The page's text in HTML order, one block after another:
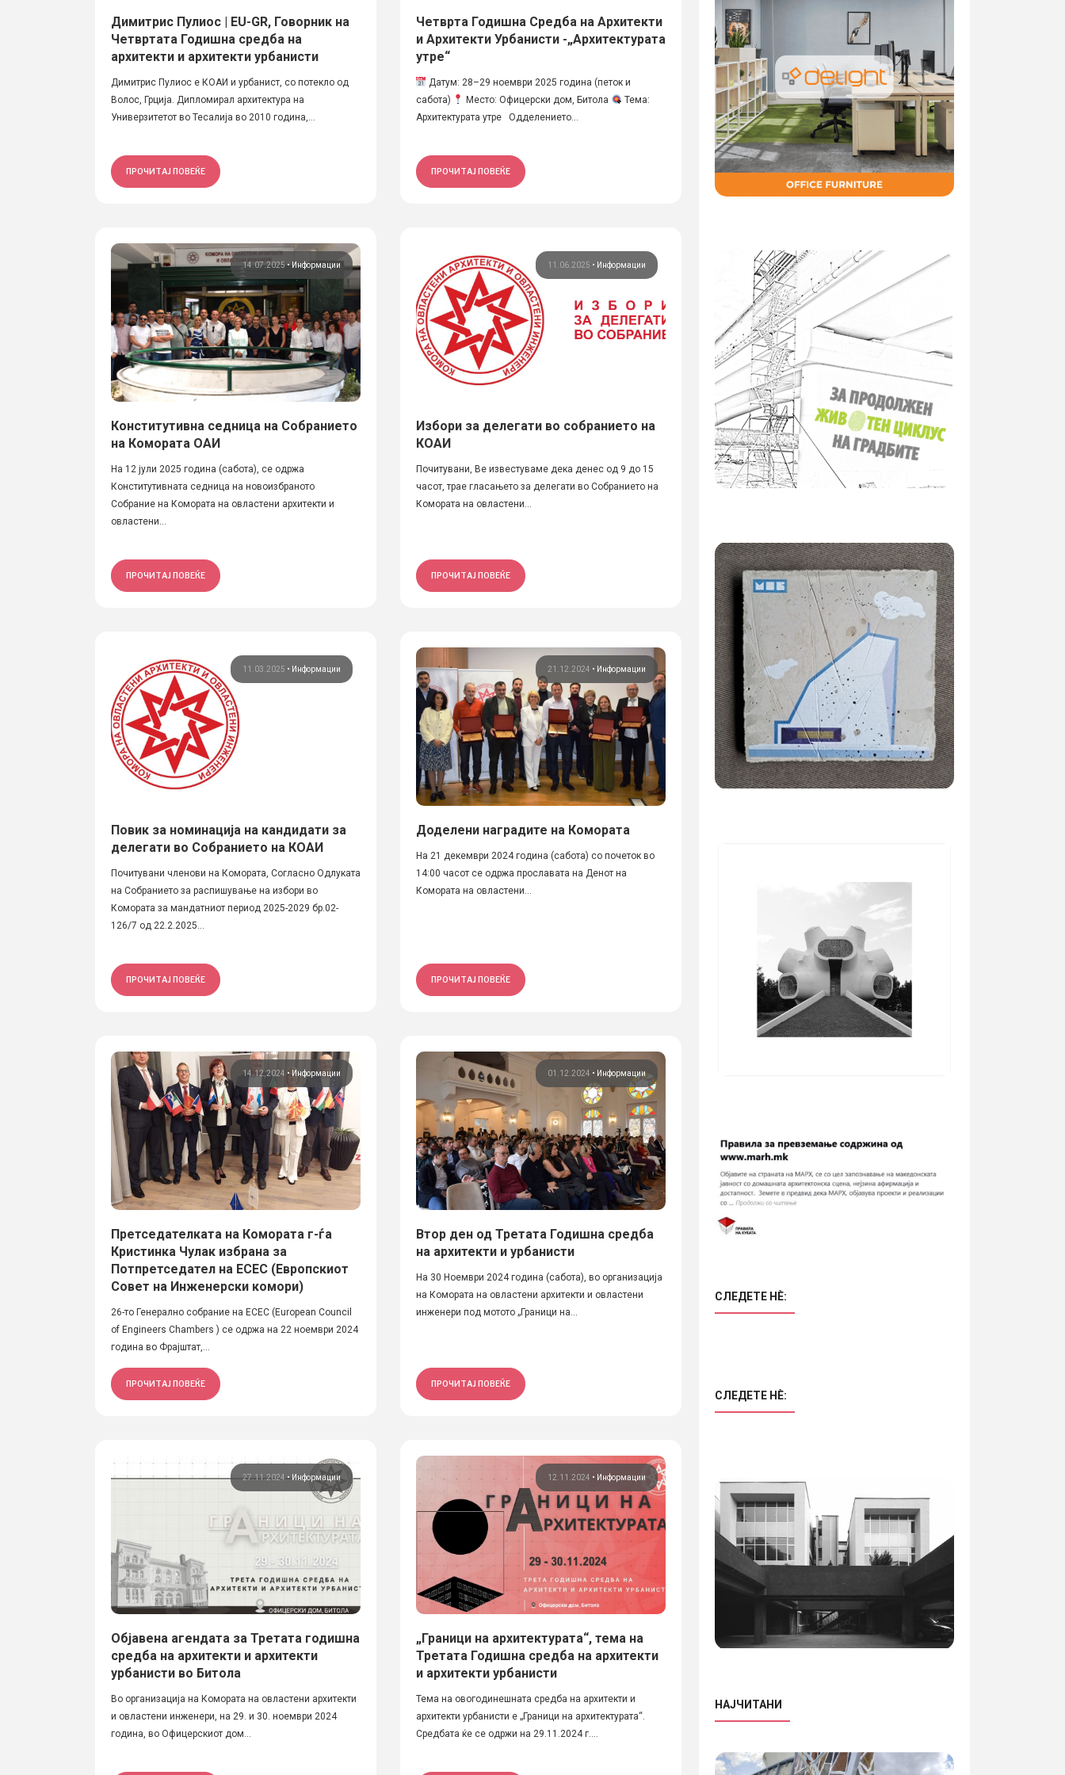
Димитрис Пулиос | EU-GR, Говорник на
Четвртата Годишна средба на
архитекти и архитекти урбанисти
Димитрис Пулиос е КОАИ и урбанист, со потекло од
Волос, Грција. Дипломирал архитектура на
Универзитетот во Тесалија во 2010 година,...
ПРОЧИТАЈ ПОВЕЌЕ
Четврта Годишна Средба на Архитекти
и Архитекти Урбанисти -„Архитектурата
утре“
Датум: 28–29 ноември 2025 година (петок и
сабота)
Место: Офицерски дом, Битола
Тема:
Архитектурата утре Одделението...
ПРОЧИТАЈ ПОВЕЌЕ
14.07.2025•Информации
Конститутивна седница на Собранието
на Комората ОАИ
На 12 јули 2025 година (сабота), се одржа
Конститутивната седница на новоизбраното
Собрание на Комората на овластени архитекти и
овластени...
ПРОЧИТАЈ ПОВЕЌЕ
11.06.2025 • Информации
Избори за делегати во собранието на
КОАИ
Почитувани, Ве известуваме дека денес од 9 до 15
часот, трае гласањето за делегати во Собранието на
Комората на овластени...
ПРОЧИТАЈ ПОВЕЌЕ
11.03.2025 • Информации
Повик за номинација на кандидати за
делегати во Собранието на КОАИ
Почитувани членови на Комората, Согласно Одлуката
на Собранието за распишување на избори во
Комората за мандатниот период 2025-2029 бр.02-
126/7 од 22.2.2025...
ПРОЧИТАЈ ПОВЕЌЕ
21.12.2024 • Информации
Доделени наградите на Комората
На 21 декември 2024 година (сабота) со почеток во
14:00 часот се одржа прославата на Денот на
Комората на овластени...
ПРОЧИТАЈ ПОВЕЌЕ
14.12.2024 • Информации
Претседателката на Комората г-ѓа
Кристинка Чулак избрана за
Потпретседател на ECEC (Европскиот
Совет на Инженерски комори)
26-то Генерално собрание на ECEC (European Council
of Еngineers Chambers ) се одржа на 22 ноември 2024
година во Фрајштат,...
ПРОЧИТАЈ ПОВЕЌЕ
01.12.2024 • Информации
Втор ден од Третата Годишна средба
на архитекти и урбанисти
На 30 Ноември 2024 година (сабота), во организација
на Комората на овластени архитекти и овластени
инженери под мотото „Граници на...
ПРОЧИТАЈ ПОВЕЌЕ
27.11.2024•Информации
Објавена агендата за Третата годишна
средба на архитекти и архитекти
урбанисти во Битола
Во организација на Комората на овластени архитекти
и овластени инженери, на 29. и 30. ноември 2024
година, во Офицерскиот дом...
12.11.2024 • Информации
„Граници на архитектурата“, тема на
Третата Годишна средба на архитекти
и архитекти урбанисти
Тема на овогодинешната средба на архитекти и
архитекти урбанисти е „Граници на архитектурата“.
Средбата ќе се одржи на 29.11.2024 г....
СЛЕДЕТЕ НÈ:
СЛЕДЕТЕ НÈ:
НАЈЧИТАНИ